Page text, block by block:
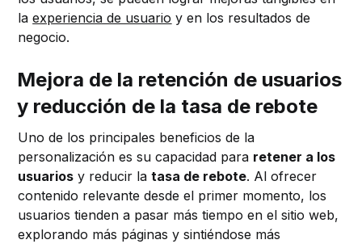
laexperiencia de usuario y en los resultados de
negocio.
Mejora de la retención de usuarios
y reducción de la tasa de rebote
Uno de los principales beneficios de la
personalización es su capacidad para retener a los
usuarios y reducir latasa de rebote. Al ofrecer
contenido relevante desde el primer momento, los
usuarios tienden a pasar más tiempo en el sitio web,
explorando más páginas y sintiéndose más